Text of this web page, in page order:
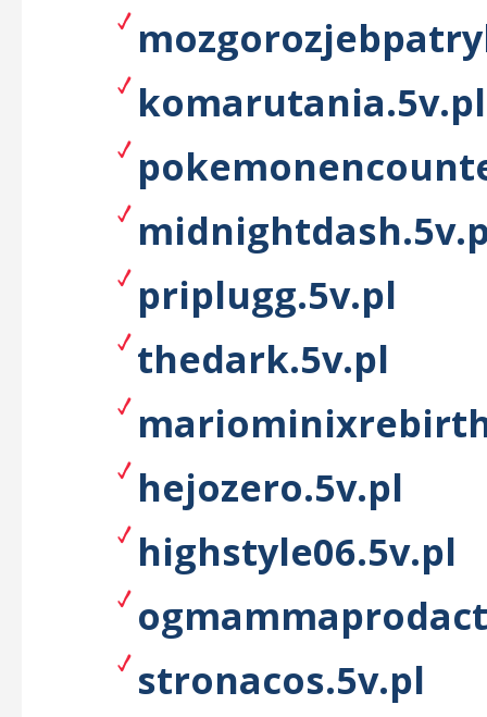
komarutania.5v.pl
priplugg.5v.pl
thedark.5v.pl
hejozero.5v.pl
highstyle06.5v.pl
stronacos.5v.pl